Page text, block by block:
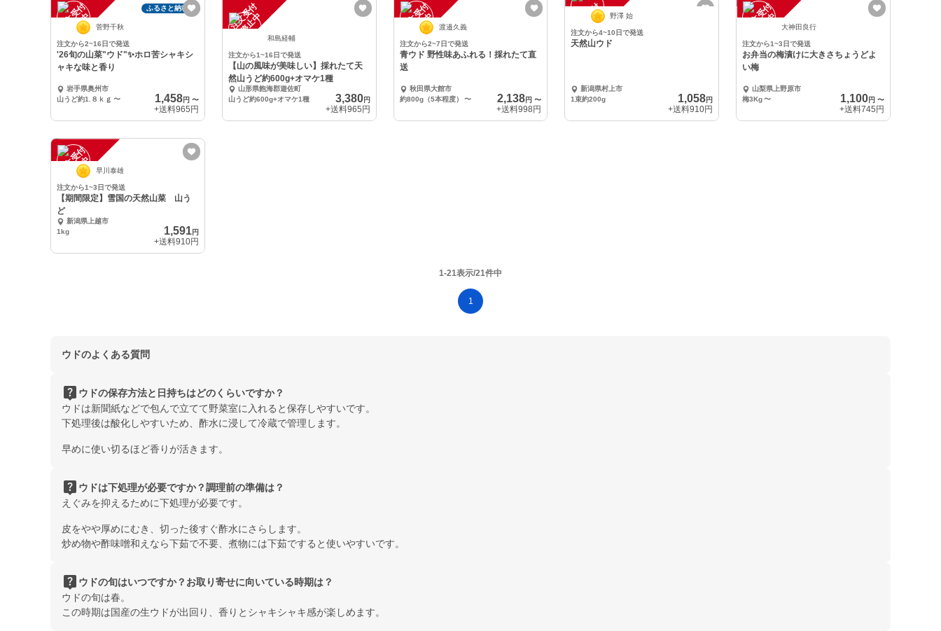
注
文
受
付
停
止
中
ふるさと納税可
菅野千秋
注文から2~16日で発送
'26旬の山菜"ウド"✨ホロ苦シャキシ
ャキな味と香り
岩手県奥州市
山うど約1.８ｋｇ 〜 1,458円 〜
+送料965円
注
文
受
付
停
止
中
和島経輔
注文から1~16日で発送
【山の風味が美味しい】採れたて天
然山うど約600g+オマケ1種
山形県飽海郡遊佐町
山うど約600g+オマケ1種
3,380円
+送料965円
注
文
受
付
停
止
中 渡邉久義
注文から2~7日で発送
青ウド 野性味あふれる！採れたて直
送
秋田県大館市
約800g（5本程度）
〜 2,138円〜
+送料998円
注
文
受
付
停
止
中 野澤 始
注文から4~10日で発送
天然山ウド
新潟県村上市
1束約200g
1,058円
+送料910円
注
文
受
付
停
止
中 大神田良行
注文から1~3日で発送
お弁当の梅漬けに大きさちょうどよ
い梅
山梨県上野原市
梅3Kg〜 1,100円 〜
+送料745円
注
文
受
付
停
止
中 早川泰雄
注文から1~3日で発送
【期間限定】雪国の天然山菜 山う
ど
新潟県上越市
1kg
1,591円
+送料910円
1-21表示/21件中
1
ウドのよくある質問
live_help ウドの保存方法と日持ちはどのくらいですか？
ウドは新聞紙などで包んで立てて野菜室に入れると保存しやすいです。
下処理後は酸化しやすいため、酢水に浸して冷蔵で管理します。
早めに使い切るほど香りが活きます。
live_help ウドは下処理が必要ですか？調理前の準備は？
えぐみを抑えるために下処理が必要です。
皮をやや厚めにむき、切った後すぐ酢水にさらします。
炒め物や酢味噌和えなら下茹で不要、煮物には下茹ですると使いやすいです。
live_help ウドの旬はいつですか？お取り寄せに向いている時期は？
ウドの旬は春。
この時期は国産の生ウドが出回り、香りとシャキシャキ感が楽しめます。